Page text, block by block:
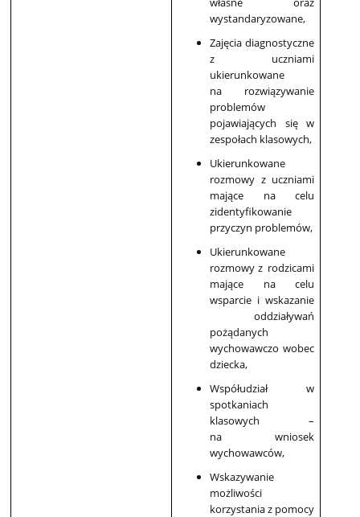
wystandaryzowane,
Zajęcia diagnostyczne
z uczniami
ukierunkowane
na rozwiązywanie
problemów
pojawiających się w
zespołach klasowych,
Ukierunkowane
rozmowy z uczniami
mające na celu
zidentyfikowanie
przyczyn problemów,
Ukierunkowane
rozmowy z rodzicami
mające na celu
wsparcie i wskazanie
oddziaływań
pożądanych
wychowawczo wobec
dziecka,
Współudział w
spotkaniach
klasowych –
na wniosek
wychowawców,
Wskazywanie
możliwości
korzystania z pomocy